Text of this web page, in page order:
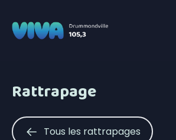
Rattrapage
Tous les rattrapages